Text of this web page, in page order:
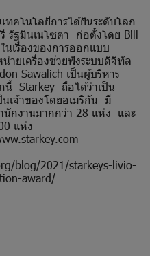
คโนโลยีการได้ยินระดับโลก
รัฐมินเนโซตา ก่อตั้งโดย Bill
เรื่องของการออกแบบ
ายเครื่องช่วยฟังระบบดิจิทัล
Sawalich เป็นผู้บริหาร
Starkey ถือได้ว่าเป็น
เจ้าของโดยอเมริกัน มี
กงานมากกว่า 28 แห่ง และ
แห่ง
blog/2021/starkeys-livio-
award/